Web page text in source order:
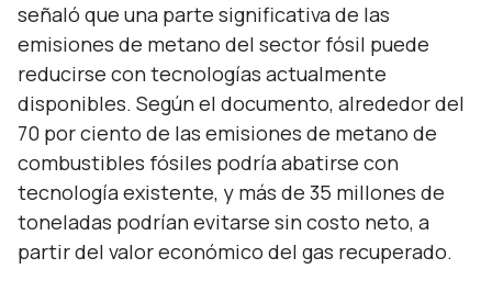
señaló que una parte significativa de las
emisiones de metano del sector fósil puede
reducirse con tecnologías actualmente
disponibles. Según el documento, alrededor del
70 por ciento de las emisiones de metano de
combustibles fósiles podría abatirse con
tecnología existente, y más de 35 millones de
toneladas podrían evitarse sin costo neto, a
partir del valor económico del gas recuperado.